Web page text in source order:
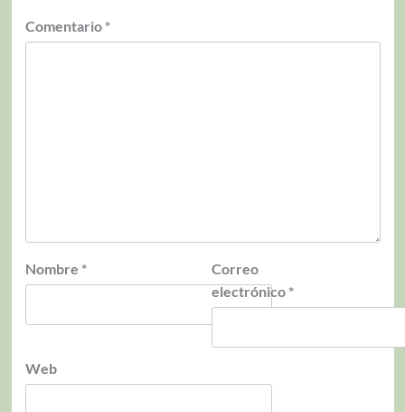
Comentario *
Nombre *
Correo
electrónico *
Web